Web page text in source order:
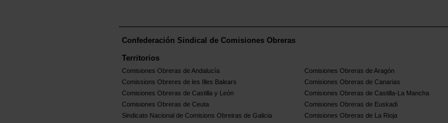
Confederación Sindical de Comisiones Obreras
Territorios
Comisiones Obreras de Andalucía Comisiones Obreras de Aragón
Comissions Obreres de les Illes Balears
Comisiones Obreras de Canarias
Comisiones Obreras de Castilla y León
Comisiones Obreras de Castilla-La Mancha
Comisiones Obreras de Ceuta
Comisiones Obreras de Euskadi
Sindicato Nacional de Comisions Obreiras de Galicia
Comisiones Obreras de La Rioja